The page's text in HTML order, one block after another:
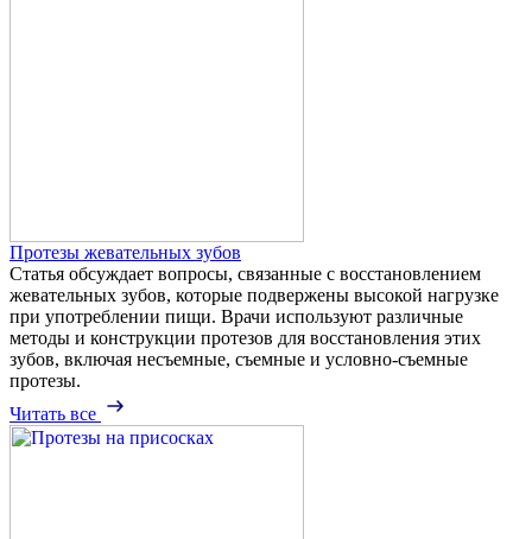
Протезы жевательных зубов
Статья обсуждает вопросы, связанные с восстановлением
жевательных зубов, которые подвержены высокой нагрузке
при употреблении пищи. Врачи используют различные
методы и конструкции протезов для восстановления этих
зубов, включая несъемные, съемные и условно-съемные
протезы.
Читать все